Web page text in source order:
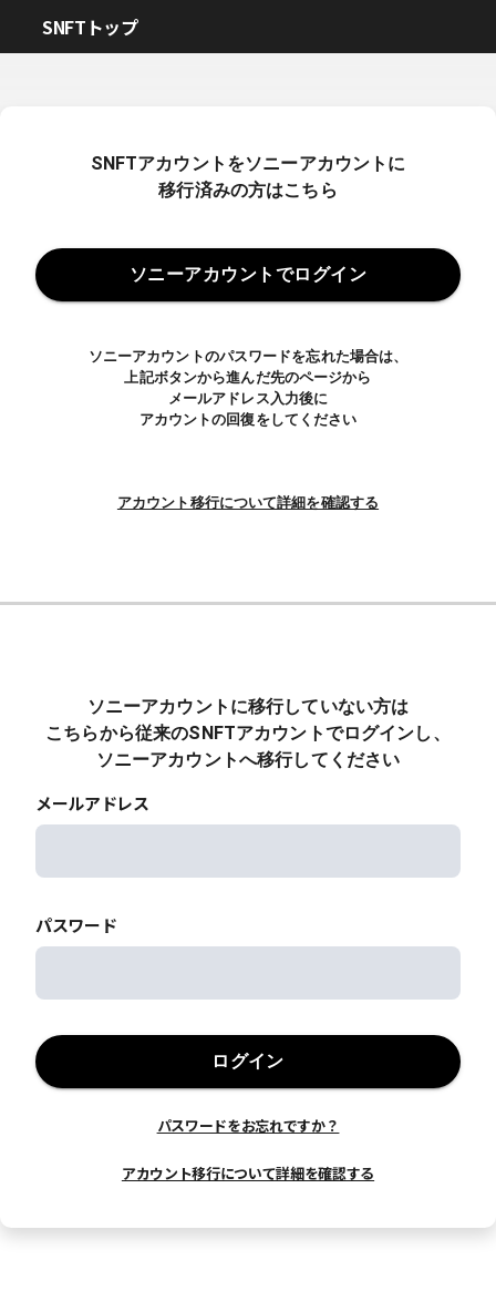
SNFTトップ
SNFTアカウントをソニーアカウントに
移行済みの方はこちら
ソニーアカウントでログイン
ソニーアカウントのパスワードを忘れた場合は、
上記ボタンから進んだ先のページから
メールアドレス入力後に
アカウントの回復をしてください
アカウント移行について詳細を確認する
ソニーアカウントに移行していない方は
こちらから従来のSNFTアカウントでログインし、
ソニーアカウントへ移行してください
メールアドレス
パスワード
ログイン
パスワードをお忘れですか？
アカウント移行について詳細を確認する